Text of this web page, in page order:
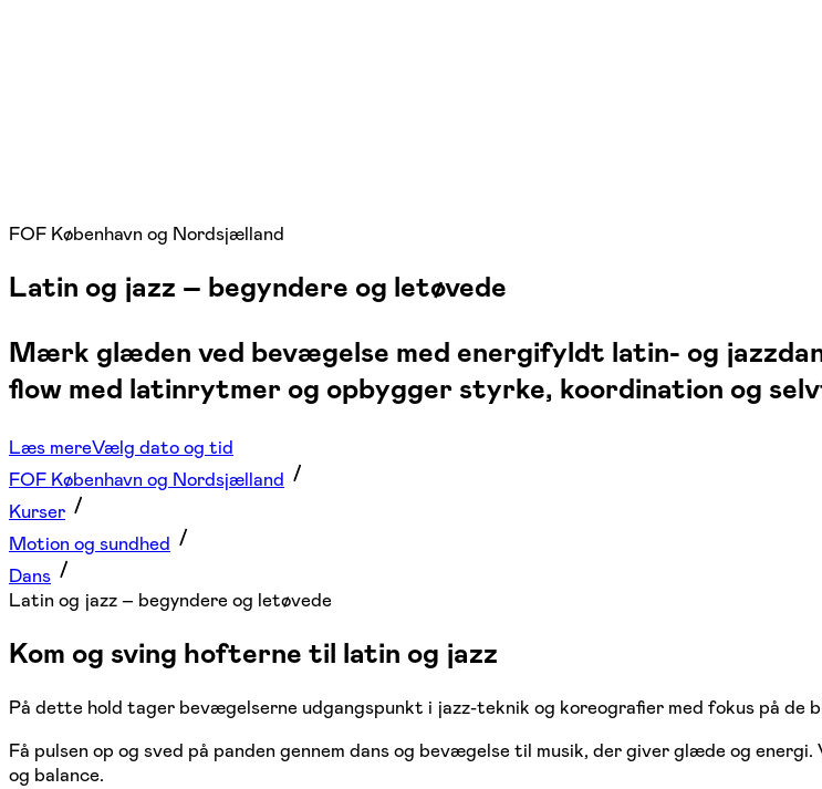
FOF København og Nordsjælland
Latin og jazz – begyndere og letøvede
Mærk glæden ved bevægelse med energifyldt latin- og
flow med latinrytmer og opbygger styrke, koordination og
Læs mereVælg dato og tid
FOF København og Nordsjælland
Kurser
Motion og sundhed
Dans
Latin og jazz – begyndere og letøvede
Kom og sving hofterne til latin og jazz
På dette hold tager bevægelserne udgangspunkt i jazz-teknik og koreografier med fokus på
Få pulsen op og sved på panden gennem dans og bevægelse til musik, der giver glæde og
og balance.